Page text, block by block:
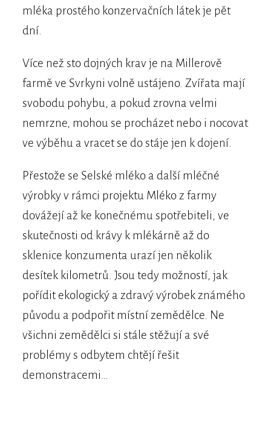
mléka prostého konzervačních látek je pět
dní.
Více než sto dojných krav je na Millerově
farmě ve Svrkyni volně ustájeno. Zvířata mají
svobodu pohybu, a pokud zrovna velmi
nemrzne, mohou se procházet nebo i nocovat
ve výběhu a vracet se do stáje jen k dojení.
Přestože se Selské mléko a další mléčné
výrobky v rámci projektu Mléko z farmy
dovážejí až ke konečnému spotřebiteli, ve
skutečnosti od krávy k mlékárně až do
sklenice konzumenta urazí jen několik
desítek kilometrů. Jsou tedy možností, jak
pořídit ekologický a zdravý výrobek známého
původu a podpořit místní zemědělce. Ne
všichni zemědělci si stále stěžují a své
problémy s odbytem chtějí řešit
demonstracemi…